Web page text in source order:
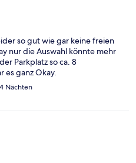
so gut wie gar keine freien
nur die Auswahl könnte mehr
Parkplatz so ca. 8
es ganz Okay.
Nächten